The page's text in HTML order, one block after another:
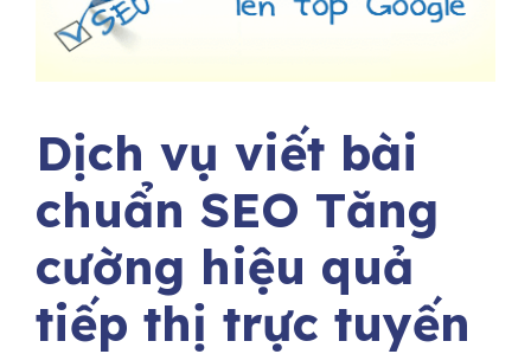
Dịch vụ viết bài
chuẩn SEO Tăng
cường hiệu quả
tiếp thị trực tuyến